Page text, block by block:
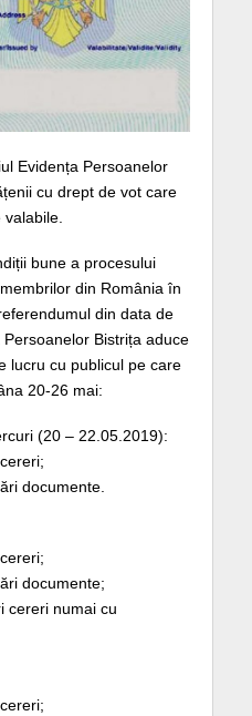
Evidența Persoanelor
cu drept de vot care
valabile.
bune a procesului
din România în
din data de
Bistrița aduce
lucru cu publicul pe care
20-26 mai:
(20 – 22.05.2019):
documente.
documente;
cereri numai cu